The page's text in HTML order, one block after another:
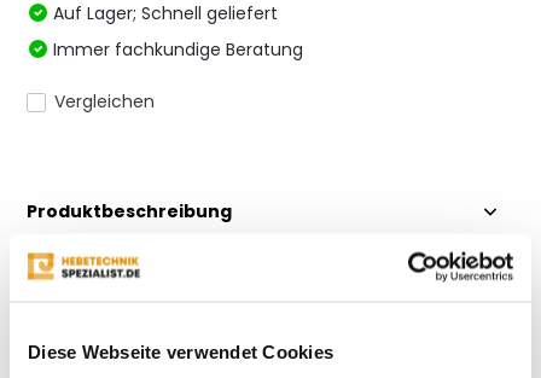
Diese Webseite verwendet Cookies
Auf Lager; Schnell geliefert
Immer fachkundige Beratung
Vergleichen
Produktbeschreibung
Eigenschaften
Bewertungen